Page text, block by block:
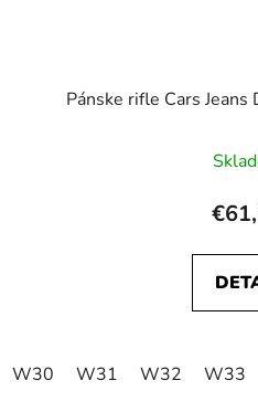
Pánske rifle Cars
W30 W31 W32 W33